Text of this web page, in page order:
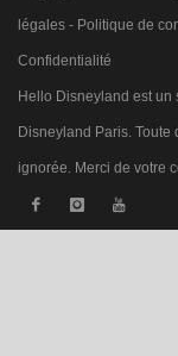
légales - Politique de
Confidentialité
Hello Disneyland est
Disneyland Paris.
ignorée. Merci de votre